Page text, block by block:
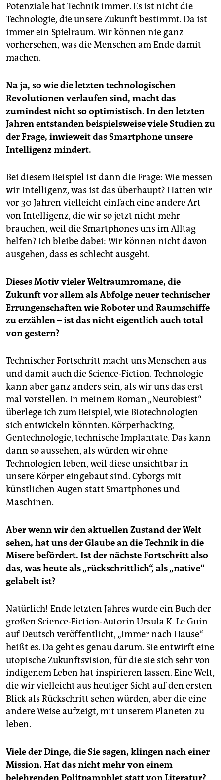
Potenziale hat Technik immer. Es ist nicht die
Technologie, die unsere Zukunft bestimmt. Da ist
immer ein Spielraum. Wir können nie ganz
vorhersehen, was die Menschen am Ende damit
machen.
Na ja, so wie die letzten technologischen
Revolutionen verlaufen sind, macht das
zumindest nicht so optimistisch. In den letzten
Jahren entstanden beispielsweise viele Studien zu
der Frage, inwieweit das Smartphone unsere
Intelligenz mindert.
Bei diesem Beispiel ist dann die Frage: Wie messen
wir Intelligenz, was ist das überhaupt? Hatten wir
vor 30 Jahren vielleicht einfach eine andere Art
von Intelligenz, die wir so jetzt nicht mehr
brauchen, weil die Smartphones uns im Alltag
helfen? Ich bleibe dabei: Wir können nicht davon
ausgehen, dass es schlecht ausgeht.
Dieses Motiv vieler Weltraumromane, die
Zukunft vor allem als Abfolge neuer technischer
Errungenschaften wie Roboter und Raumschiffe
zu erzählen – ist das nicht eigentlich auch total
von gestern?
Technischer Fortschritt macht uns Menschen aus
und damit auch die Science-Fiction. Technologie
kann aber ganz anders sein, als wir uns das erst
mal vorstellen. In meinem Roman „Neurobiest“
überlege ich zum Beispiel, wie Biotechnologien
sich entwickeln könnten. Körperhacking,
Gentechnologie, technische Implantate. Das kann
dann so aussehen, als würden wir ohne
Technologien leben, weil diese unsichtbar in
unsere Körper eingebaut sind. Cyborgs mit
künstlichen Augen statt Smartphones und
Maschinen.
Aber wenn wir den aktuellen Zustand der Welt
sehen, hat uns der Glaube an die Technik in die
Misere befördert. Ist der nächste Fortschritt also
das, was heute als „rückschrittlich“, als „native“
gelabelt ist?
Natürlich! Ende letzten Jahres wurde ein Buch der
großen Science-Fiction-Autorin Ursula K. Le Guin
auf Deutsch veröffentlicht, „Immer nach Hause“
heißt es. Da geht es genau darum. Sie entwirft eine
utopische Zukunftsvision, für die sie sich sehr von
indigenem Leben hat inspirieren lassen. Eine Welt,
die wir vielleicht aus heutiger Sicht auf den ersten
Blick als Rückschritt sehen würden, aber die eine
andere Weise aufzeigt, mit unserem Planeten zu
leben.
Viele der Dinge, die Sie sagen, klingen nach einer
Mission. Hat das nicht mehr von einem
belehrenden Politpamphlet statt von Literatur?